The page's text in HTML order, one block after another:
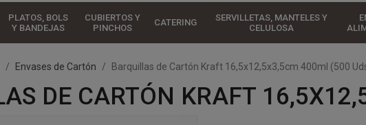
PLATOS, BOLS
Y BANDEJAS
CUBIERTOS Y
PINCHOS
CATERING
SERVILLETAS, MANTELES Y
CELULOSA
Envases de Cartón Barquillas de Cartón Kraft 16,5x12,5x3,5cm 400ml (500
DE CARTÓN KRAFT